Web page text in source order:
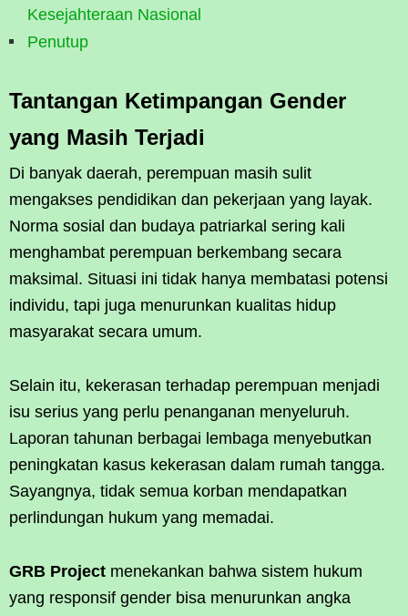
Kesejahteraan Nasional
Penutup
Tantangan Ketimpangan Gender
yang Masih Terjadi
Di banyak daerah, perempuan masih sulit
mengakses pendidikan dan pekerjaan yang layak.
Norma sosial dan budaya patriarkal sering kali
menghambat perempuan berkembang secara
maksimal. Situasi ini tidak hanya membatasi potensi
individu, tapi juga menurunkan kualitas hidup
masyarakat secara umum.
Selain itu, kekerasan terhadap perempuan menjadi
isu serius yang perlu penanganan menyeluruh.
Laporan tahunan berbagai lembaga menyebutkan
peningkatan kasus kekerasan dalam rumah tangga.
Sayangnya, tidak semua korban mendapatkan
perlindungan hukum yang memadai.
GRB Project menekankan bahwa sistem hukum
yang responsif gender bisa menurunkan angka